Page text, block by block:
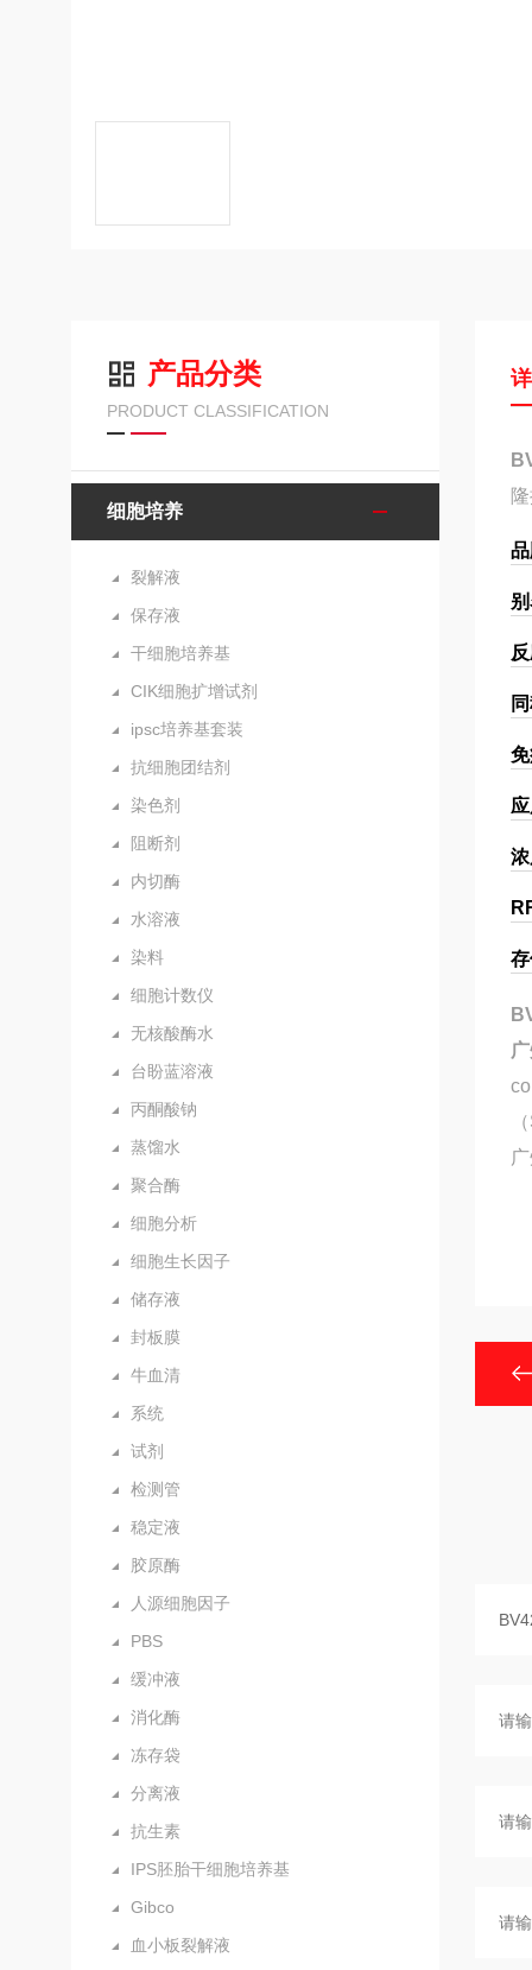
产品分类
PRODUCT CLASSIFICATION
细胞培养
裂解液
保存液
干细胞培养基
CIK细胞扩增试剂
ipsc培养基套装
抗细胞团结剂
染色剂
阻断剂
内切酶
水溶液
染料
细胞计数仪
无核酸酶水
台盼蓝溶液
丙酮酸钠
蒸馏水
聚合酶
细胞分析
细胞生长因子
储存液
封板膜
牛血清
系统
试剂
检测管
稳定液
胶原酶
人源细胞因子
PBS
缓冲液
消化酶
冻存袋
分离液
抗生素
IPS胚胎干细胞培养基
Gibco
血小板裂解液